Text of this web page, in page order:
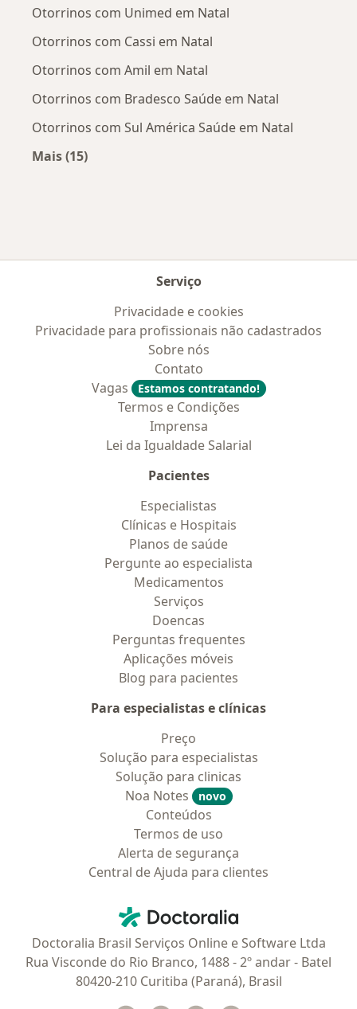
Otorrinos com Unimed em Natal
Otorrinos com Cassi em Natal
Otorrinos com Amil em Natal
Otorrinos com Bradesco Saúde em Natal
Otorrinos com Sul América Saúde em Natal
Mais (15)
Serviço
Privacidade e cookies
Privacidade para profissionais não cadastrados
Sobre nós
Contato
Vagas
Estamos contratando!
Termos e Condições
Imprensa
Lei da Igualdade Salarial
Pacientes
Especialistas
Clínicas e Hospitais
Planos de saúde
Pergunte ao especialista
Medicamentos
Serviços
Doencas
Perguntas frequentes
Aplicações móveis
Blog para pacientes
Para especialistas e clínicas
Preço
Solução para especialistas
Solução para clinicas
Noa Notes
novo
Conteúdos
Termos de uso
Alerta de segurança
Central de Ajuda para clientes
Doctoralia - Homepage
Doctoralia Brasil Serviços Online e Software Ltda
Rua Visconde do Rio Branco, 1488 - 2º andar - Batel
80420-210 Curitiba (Paraná), Brasil